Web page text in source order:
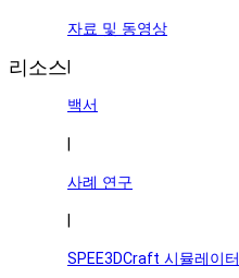
리소스
자료 및 동영상
백서
사례 연구
SPEE3DCraft 시뮬레이터